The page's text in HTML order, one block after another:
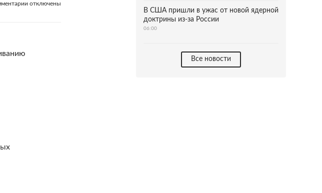
отключены
В США пришли в ужас от новой ядерной
доктрины из-за России
06:00
Все новости